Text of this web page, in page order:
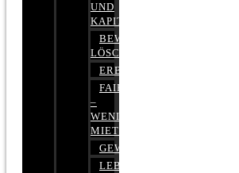
UND
KAPITALMARKTRECHT
BEWERTUNGEN
LÖSCHEN
ERBRECHT
FAIRMIETEN
–
WENIGER
MIETE
GEWERBERECHT
LEBENSVERSICHERUNG